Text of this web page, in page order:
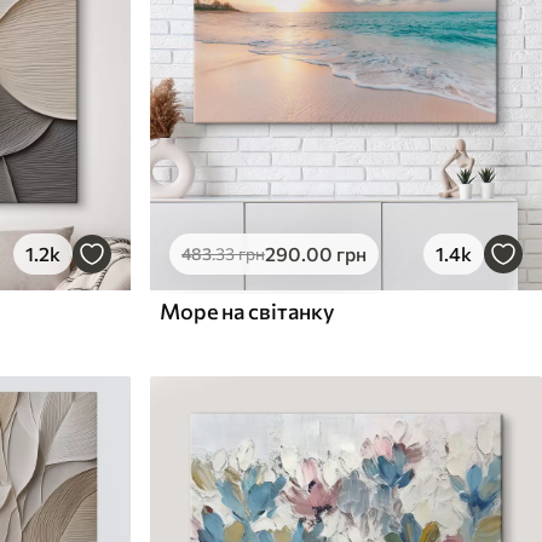
1.2k 483.33грн290.00 грн 1.4k
Море на світанку